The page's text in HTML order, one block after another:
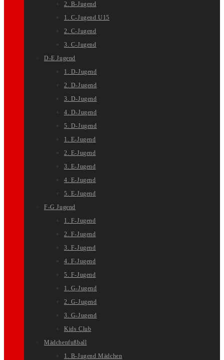
2. B-Jugend
1. C-Jugend U15
2. C-Jugend
3. C-Jugend
D-E Jugend
1. D-Jugend
2. D-Jugend
3. D-Jugend
4. D-Jugend
5. D-Jugend
1. E-Jugend
2. E-Jugend
3. E-Jugend
4. E-Jugend
5. E-Jugend
F-G Jugend
1. F-Jugend
2. F-Jugend
3. F-Jugend
4. F-Jugend
5. F-Jugend
1. G-Jugend
2. G-Jugend
3. G-Jugend
Kids Club
Mädchenfußball
1. B-Jugend Mädchen